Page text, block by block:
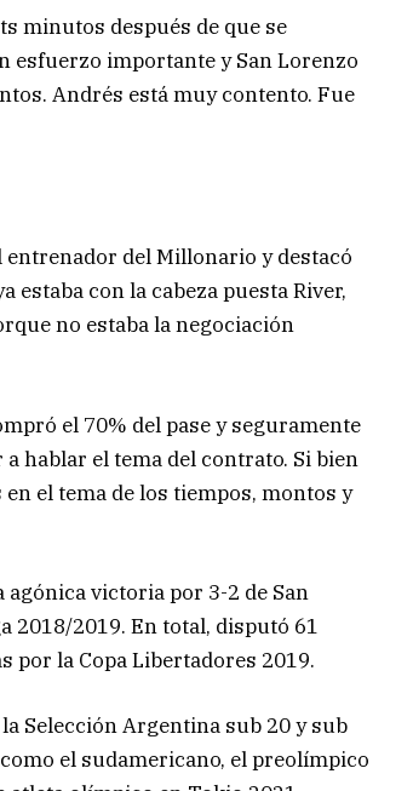
minutos después de que se
esfuerzo importante y San Lorenzo
Andrés está muy contento. Fue
del Millonario y destacó
estaba con la cabeza puesta River,
no estaba la negociación
el 70% del pase y seguramente
hablar el tema del contrato. Si bien
el tema de los tiempos, montos y
agónica victoria por 3-2 de San
2018/2019. En total, disputó 61
por la Copa Libertadores 2019.
Selección Argentina sub 20 y sub
el sudamericano, el preolímpico